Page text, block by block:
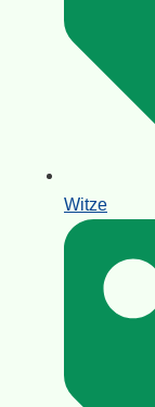
Witze